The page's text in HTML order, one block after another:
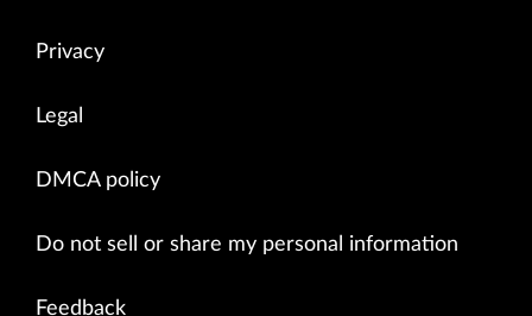
Privacy
Legal
DMCA policy
Do not sell or share my personal information
Feedback